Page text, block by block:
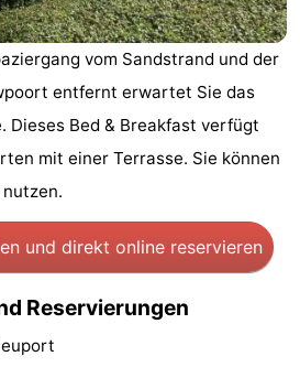
vom Sandstrand und der
entfernt erwartet Sie das
Dieses Bed & Breakfast verfügt
mit einer Terrasse. Sie können
und direkt online reservieren
Reservierungen